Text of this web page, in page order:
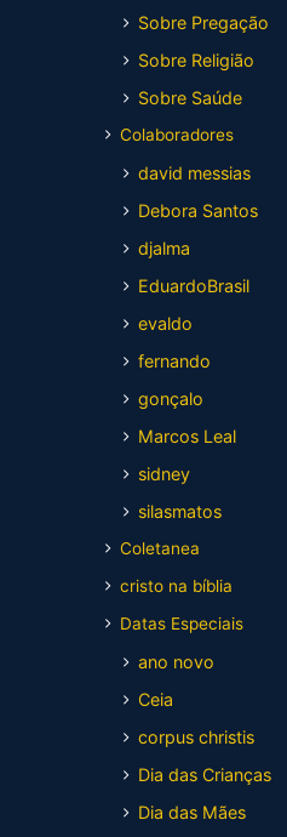
Sobre Pregação
Sobre Religião
Sobre Saúde
Colaboradores
david messias
Debora Santos
djalma
EduardoBrasil
evaldo
fernando
gonçalo
Marcos Leal
sidney
silasmatos
Coletanea
cristo na bíblia
Datas Especiais
ano novo
Ceia
corpus christis
Dia das Crianças
Dia das Mães